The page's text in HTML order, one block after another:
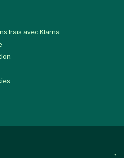
frais avec Klarna